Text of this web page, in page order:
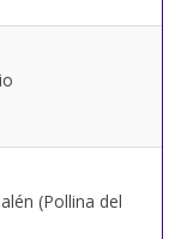
(Pollina del